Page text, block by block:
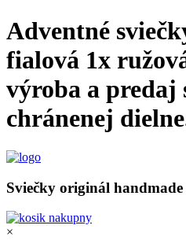
Adventné
fialová 1x
výroba a predaj
chránenej
Sviečky originál handmade
×